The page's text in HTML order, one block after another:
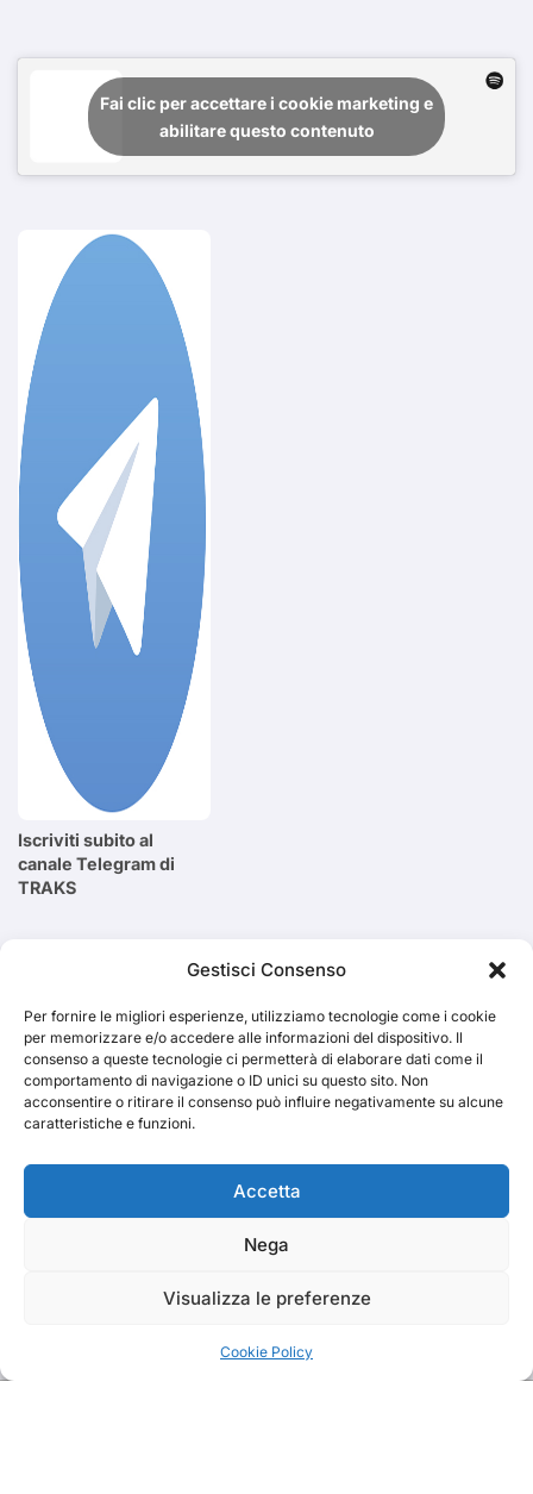
Gestisci Consenso
Per fornire le migliori esperienze, utilizziamo tecnologie come i cookie
per memorizzare e/o accedere alle informazioni del dispositivo. Il
consenso a queste tecnologie ci permetterà di elaborare dati come il
comportamento di navigazione o ID unici su questo sito. Non
acconsentire o ritirare il consenso può influire negativamente su alcune
caratteristiche e funzioni.
Accetta
Nega
Visualizza le preferenze
Cookie Policy
Fai clic per accettare i cookie marketing e
abilitare questo contenuto
Iscriviti subito al
canale Telegram di
TRAKS
Cerca
TRAKS
Dal 2014 musica indipendente ed emergente